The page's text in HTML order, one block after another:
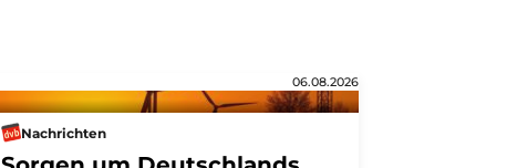
06.08.2026
Nachrichten